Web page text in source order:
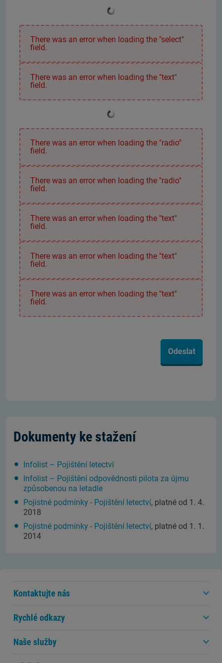
There was an error when loading the "select"
field.
There was an error when loading the "text"
field.
There was an error when loading the "radio"
field.
There was an error when loading the "radio"
field.
There was an error when loading the "text"
field.
There was an error when loading the "text"
field.
There was an error when loading the "text"
field.
Odeslat
Dokumenty ke stažení
Infolist – Pojištění letectví
Infolist – Pojištění odpovědnosti pilota za újmu
způsobenou na letadle
Pojistné podmínky - Pojištění letectví, platné od 1. 4.
2018
Pojistné podmínky - Pojištění letectví, platné od 1. 1.
2014
Kontaktujte nás
Rychlé odkazy
Naše služby